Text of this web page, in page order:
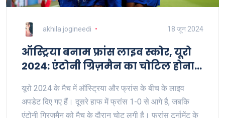
akhila jogineedi 18 जून 2024
ऑस्ट्रिया बनाम फ्रांस लाइव स्कोर, यूरो
2024: एंटोनी ग्रिज़मैन का चोटिल होना |
यूरो 2024 के मैच में ऑस्ट्रिया और फ्रांस के बीच के लाइव
अपडेट दिए गए हैं। दूसरे हाफ में फ्रांस 1-0 से आगे है, जबकि
एंटोनी ग्रिज़मैन को मैच के दौरान चोट लगी है। फ्रांस टूर्नामेंट के